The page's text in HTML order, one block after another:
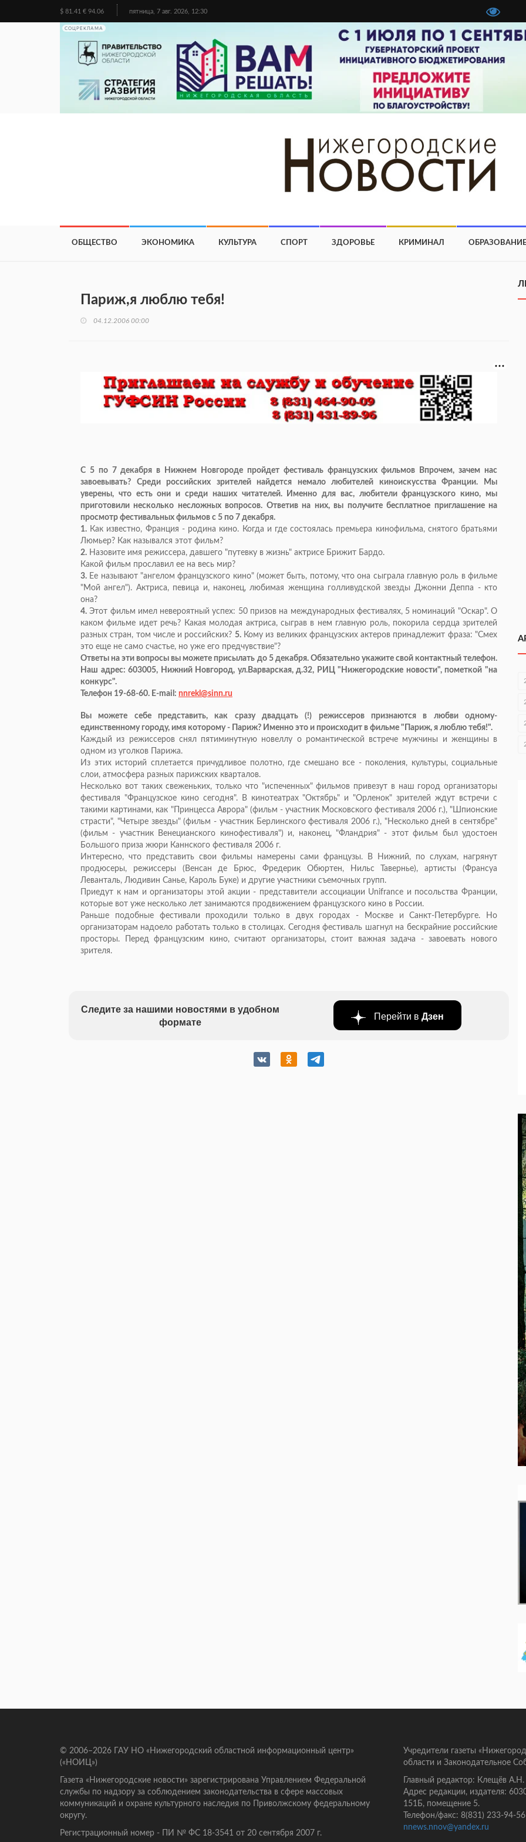
$ 81.41 € 94.06 пятница, 7 авг. 2026, 12:30
СОЦРЕКЛАМА
ОБЩЕСТВО ЭКОНОМИКА КУЛЬТУРА СПОРТ ЗДОРОВЬЕ КРИМИНАЛ ОБРАЗОВАНИЕ
Париж,я люблю тебя!
04.12.2006 00:00
С 5 по 7 декабря в Нижнем Новгороде пройдет фестиваль французских фильмов Впрочем, зачем нас
завоевывать? Среди российских зрителей найдется немало любителей киноискусства Франции. Мы
уверены, что есть они и среди наших читателей. Именно для вас, любители французского кино, мы
приготовили несколько несложных вопросов. Ответив на них, вы получите бесплатное приглашение на
просмотр фестивальных фильмов с 5 по 7 декабря.
1. Как известно, Франция - родина кино. Когда и где состоялась премьера кинофильма, снятого братьями
Люмьер? Как назывался этот фильм?
2. Назовите имя режиссера, давшего "путевку в жизнь" актрисе Брижит Бардо.
Какой фильм прославил ее на весь мир?
3. Ее называют "ангелом французского кино" (может быть, потому, что она сыграла главную роль в фильме
"Мой ангел"). Актриса, певица и, наконец, любимая женщина голливудской звезды Джонни Деппа - кто
она?
4. Этот фильм имел невероятный успех: 50 призов на международных фестивалях, 5 номинаций "Оскар". О
каком фильме идет речь? Какая молодая актриса, сыграв в нем главную роль, покорила сердца зрителей
разных стран, том числе и российских? 5.Кому из великих французских актеров принадлежит фраза: "Смех
это еще не само счастье, но уже его предчувствие"?
Ответы на эти вопросы вы можете присылать до 5 декабря. Обязательно укажите свой контактный телефон.
Наш адрес: 603005, Нижний Новгород, ул.Варварская, д.32, РИЦ "Нижегородские новости", пометкой "на
конкурс".
Телефон 19-68-60. E-mail: nnrekl@sinn.ru
Вы можете себе представить, как сразу двадцать (!) режиссеров признаются в любви одному-
единственному городу, имя которому - Париж? Именно это и происходит в фильме "Париж, я люблю тебя!".
Каждый из режиссеров снял пятиминутную новеллу о романтической встрече мужчины и женщины в
одном из уголков Парижа.
Из этих историй сплетается причудливое полотно, где смешано все - поколения, культуры, социальные
слои, атмосфера разных парижских кварталов.
Несколько вот таких свеженьких, только что "испеченных" фильмов привезут в наш город организаторы
фестиваля "Французское кино сегодня". В кинотеатрах "Октябрь" и "Орленок" зрителей ждут встречи с
такими картинами, как "Принцесса Аврора" (фильм - участник Московского фестиваля 2006 г.), "Шпионские
страсти", "Четыре звезды" (фильм - участник Берлинского фестиваля 2006 г.), "Несколько дней в сентябре"
(фильм - участник Венецианского кинофестиваля") и, наконец, "Фландрия" - этот фильм был удостоен
Большого приза жюри Каннского фестиваля 2006 г.
Интересно, что представить свои фильмы намерены сами французы. В Нижний, по слухам, нагрянут
продюсеры, режиссеры (Венсан де Брюс, Фредерик Обюртен, Нильс Тавернье), артисты (Франсуа
Леванталь, Людивин Санье, Кароль Буке) и другие участники съемочных групп.
Приедут к нам и организаторы этой акции - представители ассоциации Unifrance и посольства Франции,
которые вот уже несколько лет занимаются продвижением французского кино в России.
Раньше подобные фестивали проходили только в двух городах - Москве и Санкт-Петербурге. Но
организаторам надоело работать только в столицах. Сегодня фестиваль шагнул на бескрайние российские
просторы. Перед французским кино, считают организаторы, стоит важная задача - завоевать нового
зрителя.
Следите за нашими новостями в удобном
формате
Перейти в Дзен
© 2006–2026 ГАУ НО «Нижегородский областной информационный центр»
(«НОИЦ»)
Газета «Нижегородские новости» зарегистрирована Управлением Федеральной
службы по надзору за соблюдением законодательства в сфере массовых
коммуникаций и охране культурного наследия по Приволжскому федеральному
округу.
Регистрационный номер - ПИ № ФС 18-3541 от 20 сентября 2007 г.
Учредители газеты
области и Законодательное
Главный редактор: Клещёв А.Н.
Адрес редакции, издателя:
151Б, помещение 5.
Телефон/факс: 8(831) 233-94-
nnews.nnov@yandex.ru